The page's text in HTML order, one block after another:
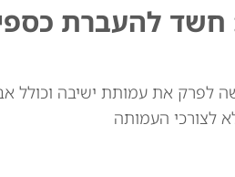
להעברת
את עמותת ישיבה וכולל
לצורכי העמותה